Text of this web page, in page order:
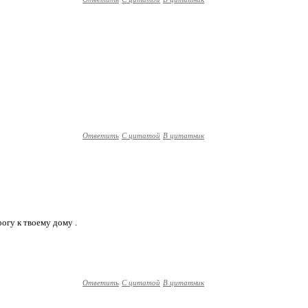
Ответить С цитатой В цитатник
к твоему дому .
Ответить С цитатой В цитатник